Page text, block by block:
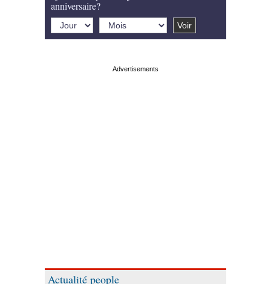
anniversaire?
Actualité people